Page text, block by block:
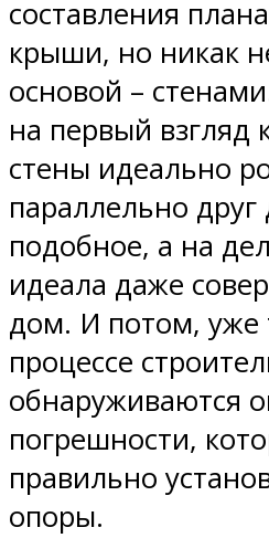
составления
крыши, но никак
основой –
на первый взгляд
стены идеально
параллельно друг
подобное, а на
идеала даже
дом. И потом, уже
процессе
обнаруживаются
погрешности,
правильно
опоры.